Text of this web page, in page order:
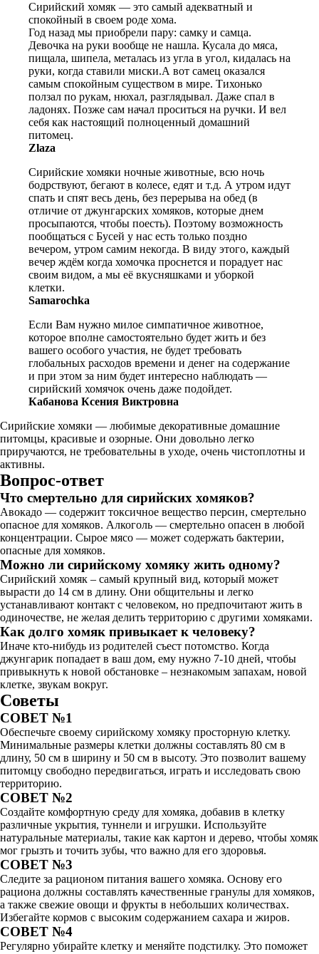
Сирийский хомяк — это самый адекватный и
спокойный в своем роде хома.
Год назад мы приобрели пару: самку и самца.
Девочка на руки вообще не нашла. Кусала до мяса,
пищала, шипела, металась из угла в угол, кидалась на
руки, когда ставили миски.А вот самец оказался
самым спокойным существом в мире. Тихонько
ползал по рукам, нюхал, разглядывал. Даже спал в
ладонях. Позже сам начал проситься на ручки. И вел
себя как настоящий полноценный домашний
питомец.
Zlaza
Сирийские хомяки ночные животные, всю ночь
бодрствуют, бегают в колесе, едят и т.д. А утром идут
спать и спят весь день, без перерыва на обед (в
отличие от джунгарских хомяков, которые днем
просыпаются, чтобы поесть). Поэтому возможность
пообщаться с Бусей у нас есть только поздно
вечером, утром самим некогда. В виду этого, каждый
вечер ждём когда хомочка проснется и порадует нас
своим видом, а мы её вкусняшками и уборкой
клетки.
Samarochka
Если Вам нужно милое симпатичное животное,
которое вполне самостоятельно будет жить и без
вашего особого участия, не будет требовать
глобальных расходов времени и денег на содержание
и при этом за ним будет интересно наблюдать —
сирийский хомячок очень даже подойдет.
Кабанова Ксения Виктровна
Сирийские хомяки — любимые декоративные домашние
питомцы, красивые и озорные. Они довольно легко
приручаются, не требовательны в уходе, очень чистоплотны и
активны.
Вопрос-ответ
Что смертельно для сирийских хомяков?
Авокадо — содержит токсичное вещество персин, смертельно
опасное для хомяков. Алкоголь — смертельно опасен в любой
концентрации. Сырое мясо — может содержать бактерии,
опасные для хомяков.
Можно ли сирийскому хомяку жить одному?
Сирийский хомяк – самый крупный вид, который может
вырасти до 14 см в длину. Они общительны и легко
устанавливают контакт с человеком, но предпочитают жить в
одиночестве, не желая делить территорию с другими хомяками.
Как долго хомяк привыкает к человеку?
Иначе кто-нибудь из родителей съест потомство. Когда
джунгарик попадает в ваш дом, ему нужно 7-10 дней, чтобы
привыкнуть к новой обстановке – незнакомым запахам, новой
клетке, звукам вокруг.
Советы
СОВЕТ №1
Обеспечьте своему сирийскому хомяку просторную клетку.
Минимальные размеры клетки должны составлять 80 см в
длину, 50 см в ширину и 50 см в высоту. Это позволит вашему
питомцу свободно передвигаться, играть и исследовать свою
территорию.
СОВЕТ №2
Создайте комфортную среду для хомяка, добавив в клетку
различные укрытия, туннели и игрушки. Используйте
натуральные материалы, такие как картон и дерево, чтобы хомяк
мог грызть и точить зубы, что важно для его здоровья.
СОВЕТ №3
Следите за рационом питания вашего хомяка. Основу его
рациона должны составлять качественные гранулы для хомяков,
а также свежие овощи и фрукты в небольших количествах.
Избегайте кормов с высоким содержанием сахара и жиров.
СОВЕТ №4
Регулярно убирайте клетку и меняйте подстилку. Это поможет